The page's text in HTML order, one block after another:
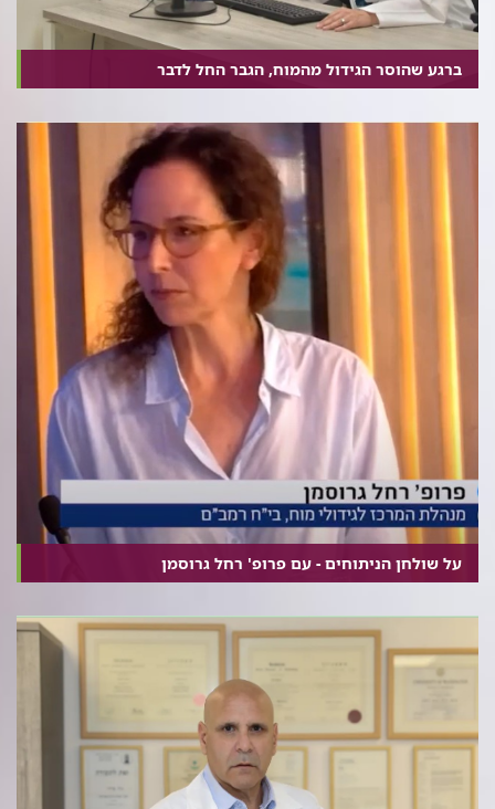
ברגע שהוסר הגידול מהמוח, הגבר החל לדבר
על שולחן הניתוחים - עם פרופ' רחל גרוסמן